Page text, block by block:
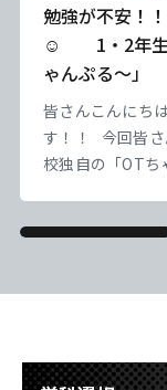
勉強が不安！
☺ 1・2年生
ゃんぷる～」
皆さんこんにち
す！！ 今回皆さ
校独自の「OTち
しています。 「
ことを目的とし
ベントに取り組